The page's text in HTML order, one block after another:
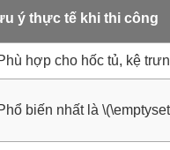
ý thực tế khi thi công
hợp cho hốc tủ, kệ
biến nhất là